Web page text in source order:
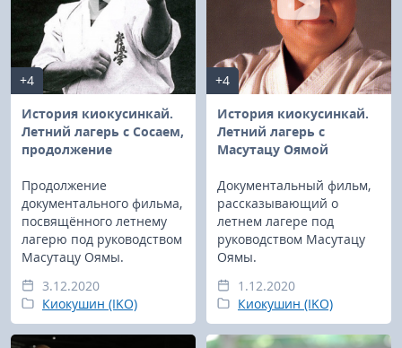
+4
История киокусинкай.
Летний лагерь с Сосаем,
продолжение
Продолжение
документального фильма,
посвящённого летнему
лагерю под руководством
Масутацу Оямы.
3.12.2020
Киокушин (IKO)
+4
История киокусинкай.
Летний лагерь с
Масутацу Оямой
Документальный фильм,
рассказывающий о
летнем лагере под
руководством Масутацу
Оямы.
1.12.2020
Киокушин (IKO)